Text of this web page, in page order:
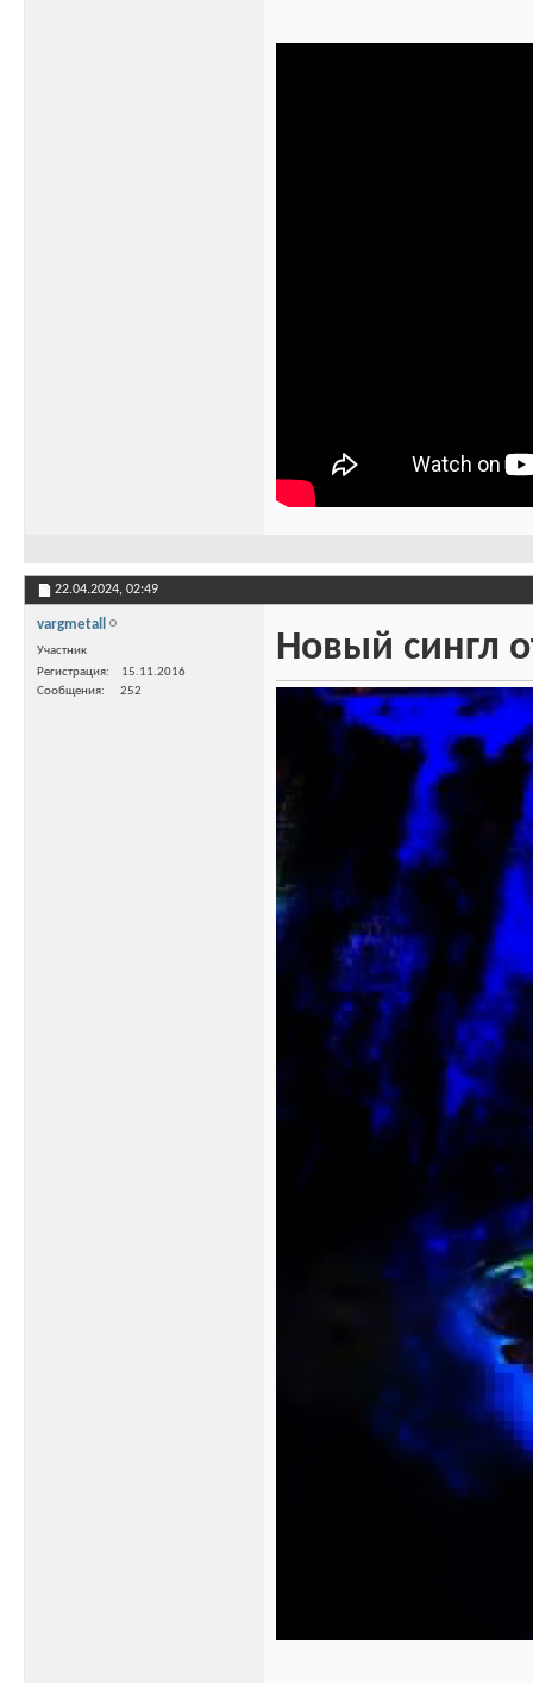
22.04.2024, 02:49
vargmetall
Участник
Регистрация
15.11.2016
Сообщения
252
Новый сингл